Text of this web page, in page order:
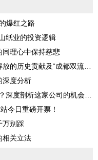
盛顿州州长鲍勃·弗格森于
布成立西海岸健康联盟，
示，该联盟将在全国顶级
病例，引发了广泛的恐
些令人发指的事件包括一
精神疾病女性的谋杀案，
体在 Tema 社区轴的一个
查站附近被发现，重要器
移除。两个去 Abalama 社
的青少年男孩的尸体也在
被发现，他们的身体被残
官缺失。据报道，另一名
爆红之路
纸业的投资逻辑
同理心中保持慈悲
流周家将领”在中国正面抗日的历史奉献
深度分析
剖析这家公司的机会与风险
今日重磅开票！
万别踩
相关立法